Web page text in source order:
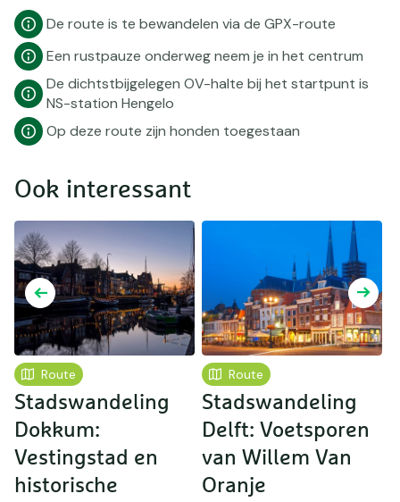
De route is te bewandelen via de GPX-route
Een rustpauze onderweg neem je in het centrum
De dichtstbijgelegen OV-halte bij het startpunt is
NS-station Hengelo
Op deze route zijn honden toegestaan
Ook interessant
Route
Stadswandeling
Dokkum:
Vestingstad en
historische
Route
Stadswandeling
Delft: Voetsporen
van Willem Van
Oranje